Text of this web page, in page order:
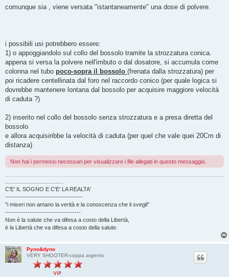
comunque sia , viene versata "istantaneamente" una dose di polvere.
i possibili usi potrebbero essere:
1) o appoggiandolo sul collo del bossolo tramite la strozzatura conica.
appena si versa la polvere nell'imbuto o dal dosatore, si accumula come
colonna nel tubo poco-sopra il bossolo (frenata dalla strozzatura) per
poi ricadere centellinata dal foro nel raccordo conico (per quale logica si
dovrebbe mantenere lontana dal bossolo per acquisire maggiore velocità
di caduta ?)
2) inserito nel collo del bossolo senza strozzatura e a presa diretta del
bossolo
e allora acquisiribbe la velocità di caduta (per quel che vale quei 20Cm di
distanza)
Non hai i permessi necessari per visualizzare i file allegati in questo messaggio.
C'E' IL SOGNO E C'E' LA REALTA'
--------------------------------------
"i miseri non amano la verità e la conoscenza che li svegli"
-------------------------------------
Non è la salute che va difesa a costo della Libertà,
è la Libertà che va difesa a costo della salute.
Pyno&dyno
VERY SHOOTER-coppa argento